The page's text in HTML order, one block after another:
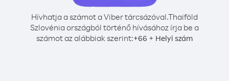
Hívhatja a számot a Viber tárcsázóval.Thaiföld
Szlovénia országból történő hívásához írja be a
számot az alábbiak szerint:+66 + Helyi szám